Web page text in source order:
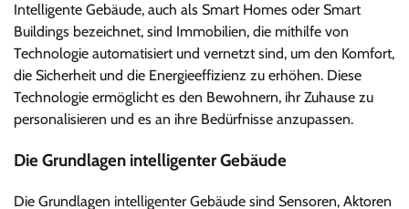
Intelligente Gebäude, auch als Smart Homes oder Smart
Buildings bezeichnet, sind Immobilien, die mithilfe von
Technologie automatisiert und vernetzt sind, um den Komfort,
die Sicherheit und die Energieeffizienz zu erhöhen. Diese
Technologie ermöglicht es den Bewohnern, ihr Zuhause zu
personalisieren und es an ihre Bedürfnisse anzupassen.
Die Grundlagen intelligenter Gebäude
Die Grundlagen intelligenter Gebäude sind Sensoren, Aktoren